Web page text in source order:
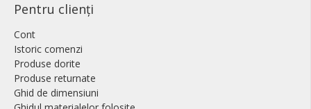
Pentru clienți
Cont
Istoric comenzi
Produse dorite
Produse returnate
Ghid de dimensiuni